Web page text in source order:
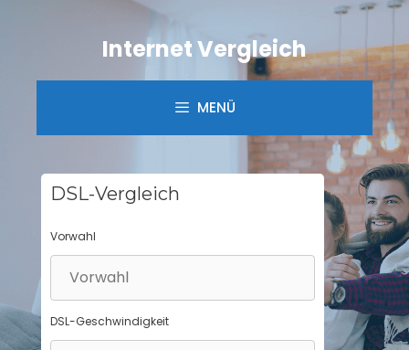
Internet Vergleich
MENÜ
DSL-Vergleich
Vorwahl
DSL-Geschwindigkeit